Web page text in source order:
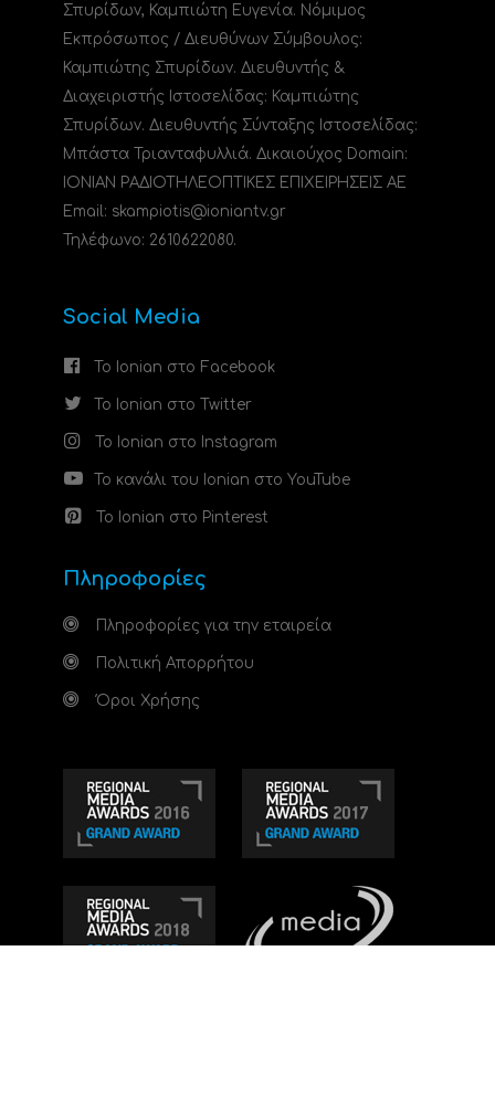
Σπυρίδων, Καμπιώτη Ευγενία. Νόμιμος
Εκπρόσωπος / Διευθύνων Σύμβουλος:
Καμπιώτης Σπυρίδων. Διευθυντής &
Διαχειριστής Ιστοσελίδας: Καμπιώτης
Σπυρίδων. Διευθυντής Σύνταξης Ιστοσελίδας:
Μπάστα Τριανταφυλλιά. Δικαιούχος Domain:
ΙΟΝΙΑΝ ΡΑΔΙΟΤΗΛΕΟΠΤΙΚΕΣ ΕΠΙΧΕΙΡΗΣΕΙΣ ΑΕ
Email: skampiotis@ioniantv.gr
Τηλέφωνο: 2610622080.
Social Media
Το Ionian στο Facebook
Το Ionian στο Twitter
Το Ionian στο Instagram
Το κανάλι του Ionian στο YouTube
Το Ionian στο Pinterest
Πληροφορίες
Πληροφορίες για την εταιρεία
Πολιτική Απορρήτου
Όροι Χρήσης